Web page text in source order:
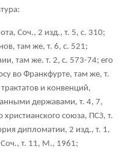
Соч., 2 изд., т. 5, с. 310;
там же, т. 6, с. 521;
там же. т. 2, с. 573-74; его
во Франкфурте, там же, т.
и конвенций,
державами, т. 4, 7,
союза, ПСЗ, т.
дипломатии, 2 изд., т. 1,
т. 11, М., 1961;